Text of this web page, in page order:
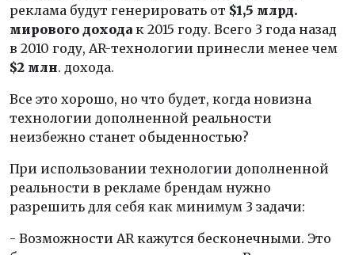
реклама будут генерировать от $1,5 млрд.
мирового дохода к 2015 году. Всего 3 года назад
в 2010 году, AR-технологии принесли менее чем
$2 млн. дохода.
Все это хорошо, но что будет, когда новизна
технологии дополненной реальности
неизбежно станет обыденностью?
При использовании технологии дополненной
реальности в рекламе брендам нужно
разрешить для себя как минимум 3 задачи:
- Возможности AR кажутся бесконечными. Это